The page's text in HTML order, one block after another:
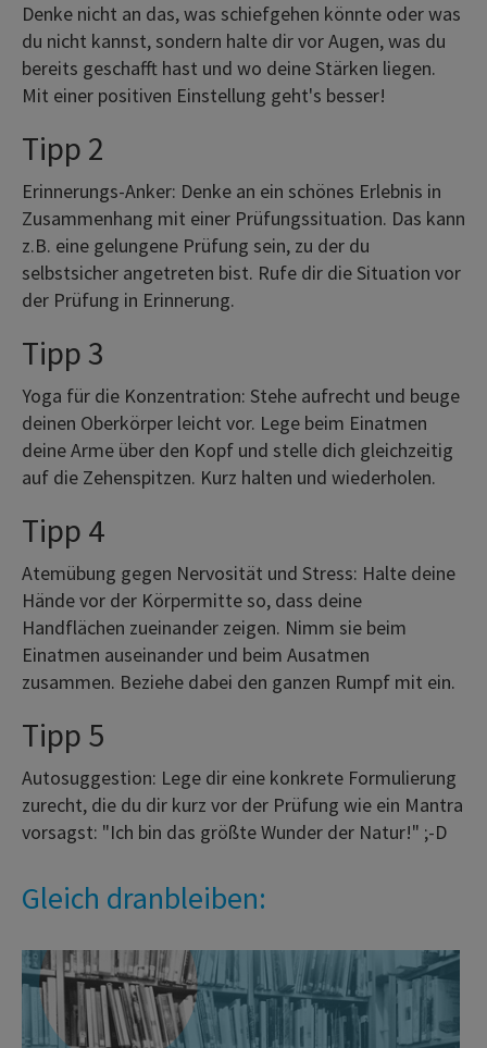
Denke nicht an das, was schiefgehen könnte oder was
du nicht kannst, sondern halte dir vor Augen, was du
bereits geschafft hast und wo deine Stärken liegen.
Mit einer positiven Einstellung geht's besser!
Tipp 2
Erinnerungs-Anker: Denke an ein schönes Erlebnis in
Zusammenhang mit einer Prüfungssituation. Das kann
z.B. eine gelungene Prüfung sein, zu der du
selbstsicher angetreten bist. Rufe dir die Situation vor
der Prüfung in Erinnerung.
Tipp 3
Yoga für die Konzentration: Stehe aufrecht und beuge
deinen Oberkörper leicht vor. Lege beim Einatmen
deine Arme über den Kopf und stelle dich gleichzeitig
auf die Zehenspitzen. Kurz halten und wiederholen.
Tipp 4
Atemübung gegen Nervosität und Stress: Halte deine
Hände vor der Körpermitte so, dass deine
Handflächen zueinander zeigen. Nimm sie beim
Einatmen auseinander und beim Ausatmen
zusammen. Beziehe dabei den ganzen Rumpf mit ein.
Tipp 5
Autosuggestion: Lege dir eine konkrete Formulierung
zurecht, die du dir kurz vor der Prüfung wie ein Mantra
vorsagst: "Ich bin das größte Wunder der Natur!" ;-D
Gleich dranbleiben: